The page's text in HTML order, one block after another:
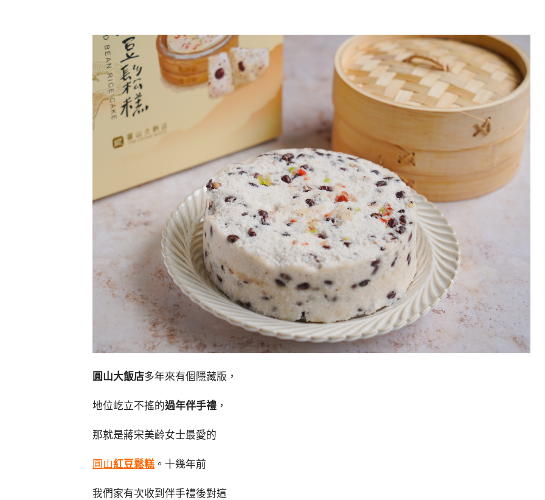
圓山大飯店多年來有個隱藏版，
地位屹立不搖的過年伴手禮 ，
那就是蔣宋美齡女士最愛的
圓山紅豆鬆糕 。十幾年前
我們家有次收到伴手禮後對這